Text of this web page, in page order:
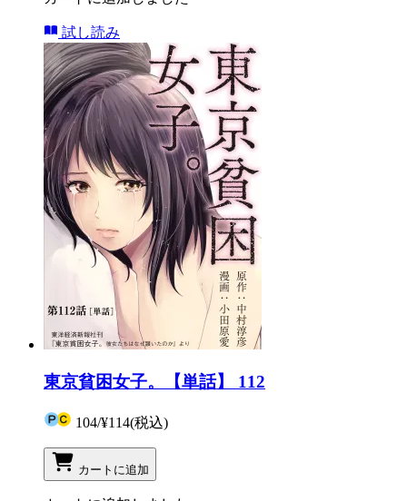
試し読み
東京貧困女子。【単話】 112
104/¥114(税込)
カートに追加